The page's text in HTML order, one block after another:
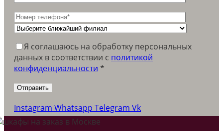
Я соглашаюсь на обработку персональных
данных в соответствии c политикой
конфиденциальности *
Instagram Whatsapp Telegram Vk